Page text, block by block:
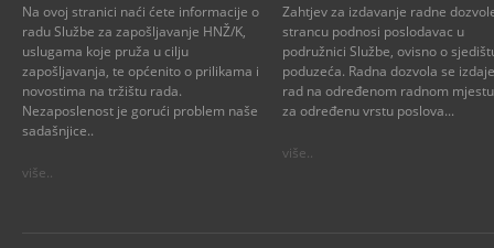
Na ovoj stranici naći ćete informacije o
radu Službe za zapošljavanje HNŽ/K,
uslugama koje pruža u cilju
zapošljavanja, te općenito o prilikama i
novostima na tržištu rada.
Nezaposlenost je gorući problem naše
sadašnjice..
više..
Zahtjev za izdavanje radne
strancu podnosi poslodavac u
podružnici Službe, ovisno o
poduzeća. Radna dozvola se
rad na određenom radnom
za određenu vrstu poslova...
više..